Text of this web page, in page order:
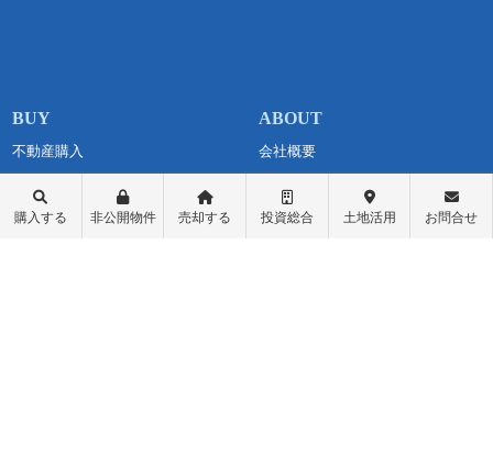
不動産購入
物件検索
会社概要
スタッフブログ
お問い合わせ
購入する 非公開物件 売却する 投資総合 土地活用 お問合せ